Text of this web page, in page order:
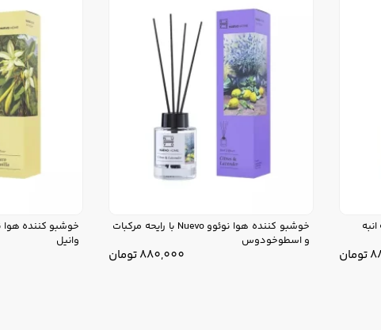
تومان
خوشبو کننده هوا نوئوو Nuevo با رایحه مرکبات
و اسطوخودوس
880,000تومان
وانیل